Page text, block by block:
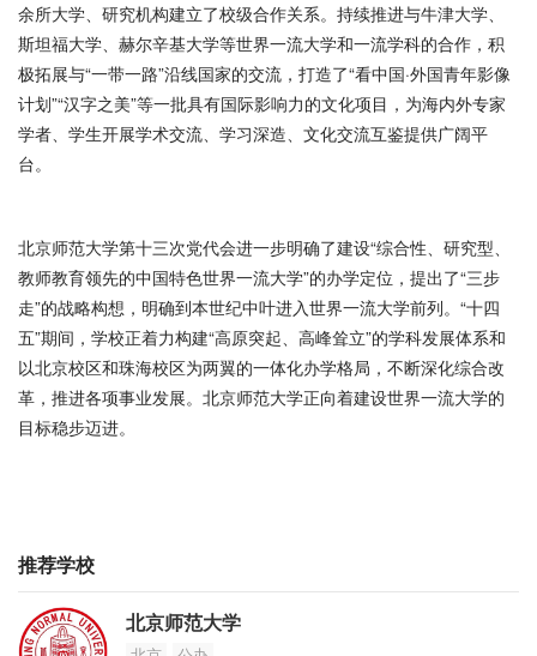
余所大学、研究机构建立了校级合作关系。持续推进与牛津大学、
斯坦福大学、赫尔辛基大学等世界一流大学和一流学科的合作，积
极拓展与“一带一路”沿线国家的交流，打造了“看中国·外国青年影像
计划”“汉字之美”等一批具有国际影响力的文化项目，为海内外专家
学者、学生开展学术交流、学习深造、文化交流互鉴提供广阔平
台。
北京师范大学第十三次党代会进一步明确了建设“综合性、研究型、
教师教育领先的中国特色世界一流大学”的办学定位，提出了“三步
走”的战略构想，明确到本世纪中叶进入世界一流大学前列。“十四
五”期间，学校正着力构建“高原突起、高峰耸立”的学科发展体系和
以北京校区和珠海校区为两翼的一体化办学格局，不断深化综合改
革，推进各项事业发展。北京师范大学正向着建设世界一流大学的
目标稳步迈进。
推荐学校
北京师范大学